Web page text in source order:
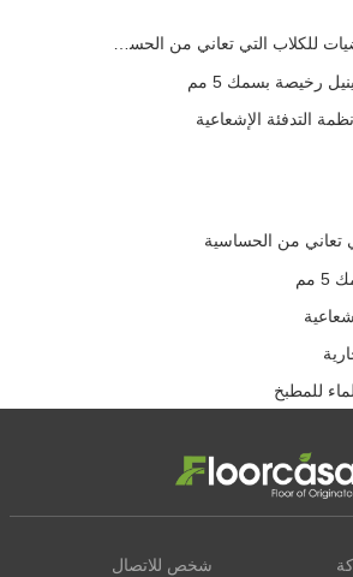
أفضل أرضيات للكلاب التي تعاني من الحساسية
رخيصة بسمك 5 مم
التدفئة الإشعاعية
تعاني من الحساسية
للمطبخ
شخص للاتصال